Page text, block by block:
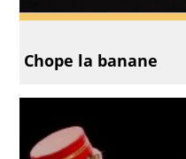
Chope la banane